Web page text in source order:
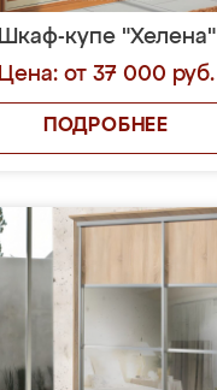
Шкаф-купе "Хелена"
Цена: от 37 000 руб.
ПОДРОБНЕЕ